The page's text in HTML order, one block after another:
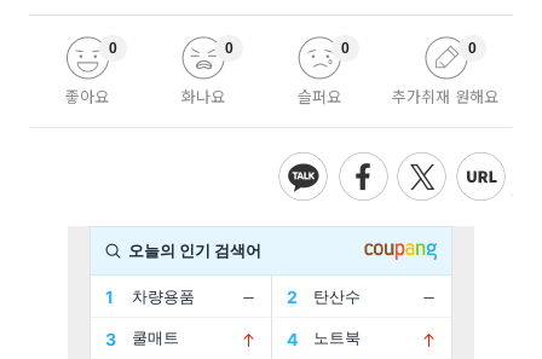
좋아요
0
화나요
0
슬퍼요
0
추가취재 원해요
0